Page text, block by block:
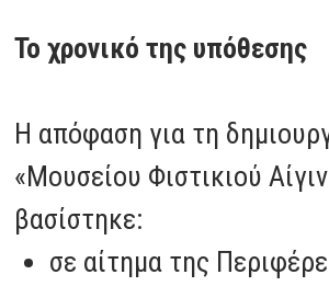
Το χρονικό της υπόθεσης
Η απόφαση για τη
«Μουσείου Φιστικιού
βασίστηκε:
σε αίτημα της